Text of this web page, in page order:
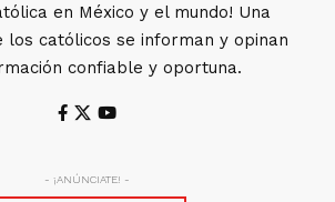
en México y el mundo! Una
los católicos se informan y opinan
confiable y oportuna.
- ¡ANÚNCIATE! -